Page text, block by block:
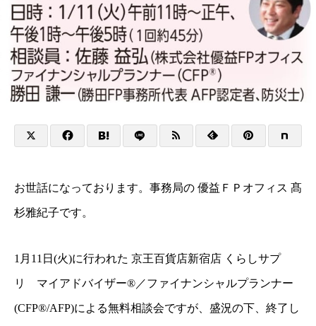
お世話になっております。事務局の 優益ＦＰオフィス 髙
杉雅紀子です。
1月11日(火)に行われた 京王百貨店新宿店 くらしサプ
リ マイアドバイザー®／ファイナンシャルプランナー
(CFP®/AFP)による無料相談会ですが、盛況の下、終了し